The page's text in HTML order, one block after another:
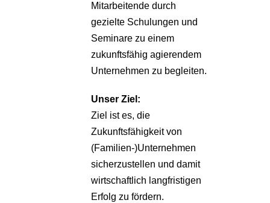
Mitarbeitende durch
gezielte Schulungen und
Seminare zu einem
zukunftsfähig agierendem
Unternehmen zu begleiten.
Unser Ziel:
Ziel ist es, die
Zukunftsfähigkeit von
(Familien-)Unternehmen
sicherzustellen und damit
wirtschaftlich langfristigen
Erfolg zu fördern.